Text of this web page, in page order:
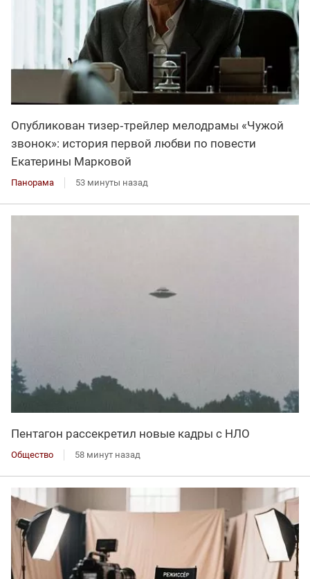
Опубликован тизер‑трейлер мелодрамы «Чужой
звонок»: история первой любви по повести
Екатерины Марковой
Панорама 53 минуты назад
Пентагон рассекретил новые кадры с НЛО
Общество 58 минут назад